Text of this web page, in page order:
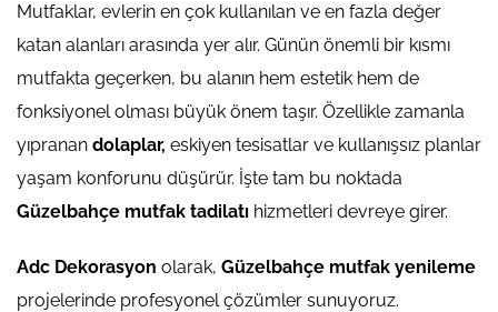
Mutfaklar, evlerin en çok kullanılan ve en fazla değer
katan alanları arasında yer alır. Günün önemli bir kısmı
mutfakta geçerken, bu alanın hem estetik hem de
fonksiyonel olması büyük önem taşır. Özellikle zamanla
yıpranan dolaplar, eskiyen tesisatlar ve kullanışsız planlar
yaşam konforunu düşürür. İşte tam bu noktada
Güzelbahçe mutfak tadilatı hizmetleri devreye girer.
Adc Dekorasyon olarak, Güzelbahçe mutfak yenileme
projelerinde profesyonel çözümler sunuyoruz.